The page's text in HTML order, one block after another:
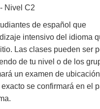
Nivel C2
de español que
intensivo del idioma
Las clases pueden ser
de tu nivel o de los
un examen de
se confirmará en el